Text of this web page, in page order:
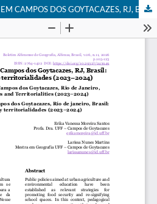
HORTAS PEDAGÓGICAS EM CAMPOS DOS GOYTACAZES, RJ, BRASIL: POLÍTICAS PÚBLICAS E TERRITORIALIDADES (2023–2024)